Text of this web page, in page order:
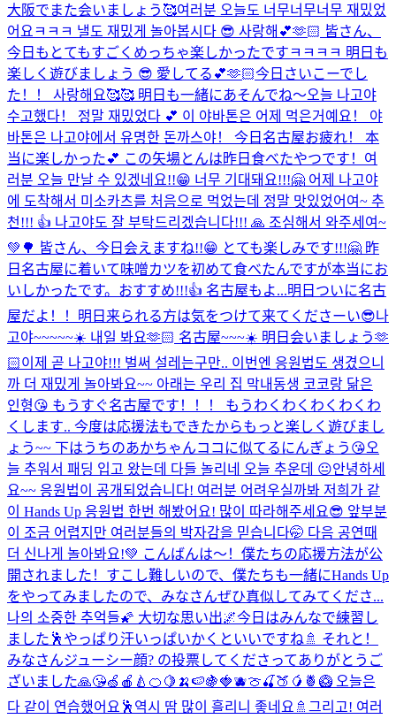
大阪でまた会いましょう🥰여러분 오늘도 너무너무너무 재밌었
어요ㅋㅋㅋ 낼도 재밌게 놀아봅시다 😎 사랑해💕🫶🏻 皆さん、
今日もとてもすごくめっちゃ楽しかったですㅋㅋㅋㅋ 明日も
楽しく遊びましょう 😎 愛してる💕🫶🏻今日さいこーでし
た！！ 사랑해요🥰🥰 明日も一緒にあそんでね〜오늘 나고야
수고했다！ 정말 재밌었다 💕 이 야바톤은 어제 먹은거예요！ 야
바톤은 나고야에서 유명한 돈까스야！ 今日名古屋お疲れ！ 本
当に楽しかった💕 この矢場とんは昨日食べたやつです！ 여
러분 오늘 만날 수 있겠네요!!😁 너무 기대돼요!!!🤗 어제 나고야
에 도착해서 미소카츠를 처음으로 먹었는데 정말 맛있었어여~ 추
천!!! 👍 나고야도 잘 부탁드리겠습니다!!! 🙏 조심해서 와주세여~
💚🌳 皆さん、今日会えますね!!😁 とても楽しみです!!!🤗 昨
日名古屋に着いて味噌カツを初めて食べたんですが本当にお
いしかったです。おすすめ!!!👍 名古屋もよ...明日ついに名古
屋だよ！！明日来られる方は気をつけて来てくださーい😎나
고야~~~~~☀️ 내일 봐요🫶🏻 名古屋~~~☀️ 明日会いましょう🫶
🏻이제 곧 나고야!!! 벌써 설레는구만.. 이번엔 응원법도 생겼으니
까 더 재밌게 놀아봐요~~ 아래는 우리 집 막내동생 코코랑 닮은
인형😘 もうすぐ名古屋です！！！ もうわくわくわくわくわ
くします.. 今度は応援法もできたからもっと楽しく遊びまし
ょう~~ 下はうちのあかちゃんココに似てるにんぎょう😘오
늘 추워서 패딩 입고 왔는데 다들 놀리네 오늘 추운데 😐안녕하세
요~~ 응원법이 공개되었습니다! 여러분 어려우실까봐 저희가 같
이 Hands Up 응원법 한번 해봤어요! 많이 따라해주세요😎 앞부분
이 조금 어렵지만 여러분들의 박자감을 믿습니다🤭 다음 공연때
더 신나게 놀아봐요!💚 こんばんは〜！僕たちの応援方法が公
開されました！すこし難しいので、僕たちも一緒にHands Up
をやってみましたので、みなさんぜひ真似してみてくださ...
나의 소중한 추억들🌠 大切な思い出🌌今日はみんなで練習し
ました🕺やっぱり汗いっぱいかくといいですね🚿 それと！
みなさんジューシー顔? の投票してくださってありがとうご
ざいました🙏😘🍏🍎🍐🍊🍋🍌🍉🍇🍓🫐🍈🍒🍑🥭🍍🥝 오늘은
다 같이 연습했어요🕺역시 땀 많이 흘리니 좋네요🚿그리고! 여러